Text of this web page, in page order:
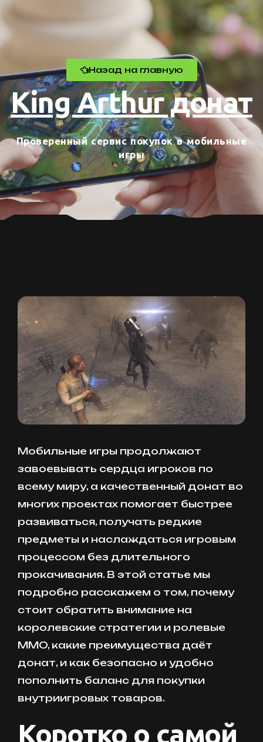
Назад на главную
King Arthur донат
Проверенный сервис покупок в мобильные
игры
Мобильные игры продолжают
завоевывать сердца игроков по
всему миру, а качественный донат во
многих проектах помогает быстрее
развиваться, получать редкие
предметы и наслаждаться игровым
процессом без длительного
прокачивания. В этой статье мы
подробно расскажем о том, почему
стоит обратить внимание на
королевские стратегии и ролевые
MMO, какие преимущества даёт
донат, и как безопасно и удобно
пополнить баланс для покупки
внутриигровых товаров.
Коротко о самой